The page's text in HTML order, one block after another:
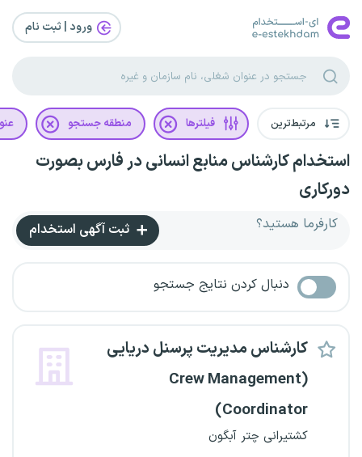
ورود | ثبت‌ نام
مرتبط‌ترین فیلترها منطقه جستجو
استخدام کارشناس منابع انسانی در فارس بصورت
دورکاری
کارفرما هستید؟ ثبت آگهی استخدام
دنبال کردن نتایج جستجو
کارشناس مدیریت پرسنل دریایی
(Crew Management
Coordinator)
کشتیرانی چتر آبگون